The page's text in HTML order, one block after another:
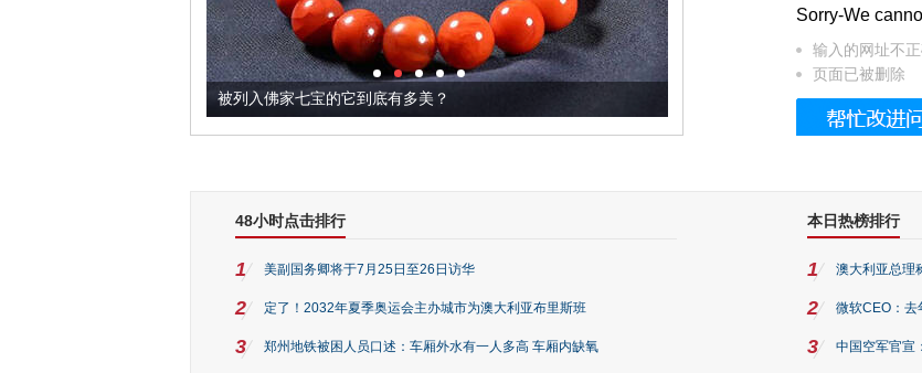
被列入佛家七宝的它到底有多美？ 这个3.2米的长卷，还原了600岁的
Sorry-We
输入的网址不
页面已被删除
48小时点击排行
1 美副国务卿将于7月25日至26日访华
2 定了！2032年夏季奥运会主办城市为澳大利亚布里斯班
3 郑州地铁被困人员口述：车厢外水有一人多高 车厢内缺氧
本日热榜排行
1 澳大利亚总理
2 微软CEO：去
3 中国空军官宣